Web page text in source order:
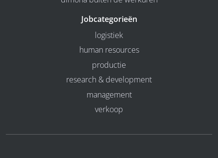
Jobcategorieën
logistiek
human resources
productie
research & development
management
verkoop